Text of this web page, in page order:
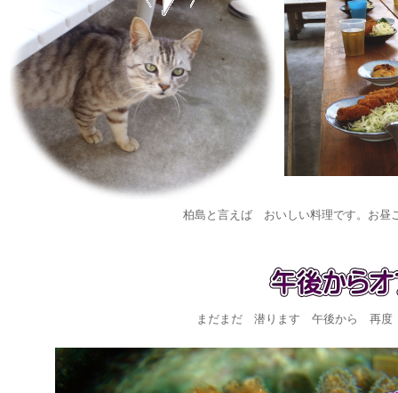
まだまだ 潜ります 午後から 再度
柏島と言えば おいしい料理です。お昼